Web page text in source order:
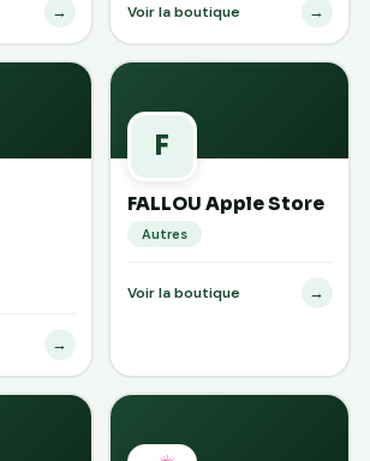
→ Voir la boutique →
→
F
FALLOU Apple Store
Autres
Voir la boutique →